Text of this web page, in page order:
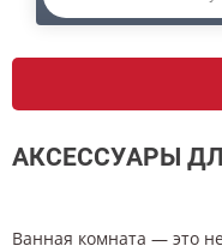
АКСЕССУАРЫ
Ванная комната — это